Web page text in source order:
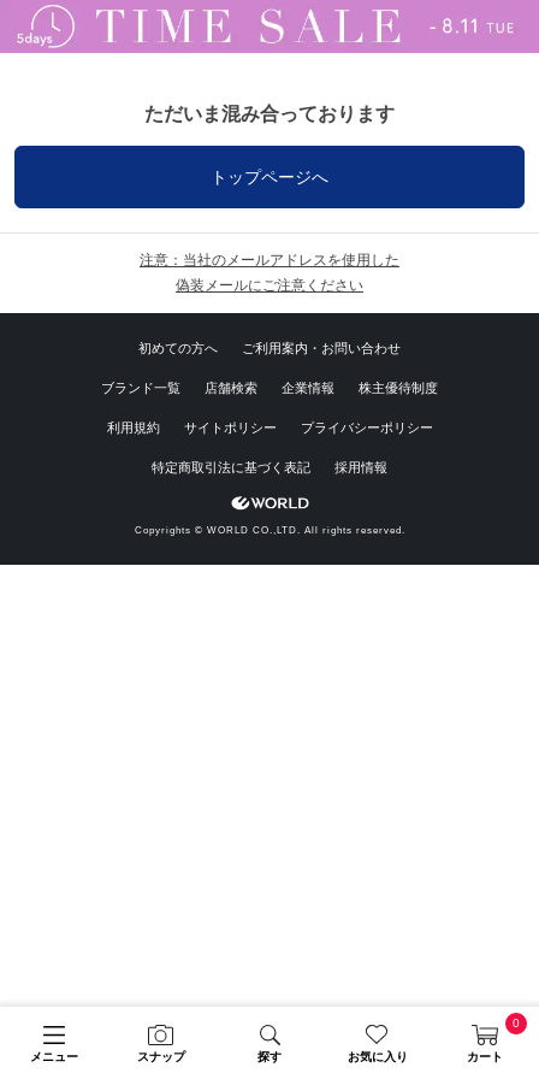
メニュー スナップ 探す お気に入り カート
0
ただいま混み合っております
トップページへ
注意：当社のメールアドレスを使用した
偽装メールにご注意ください
初めての方へ ご利用案内・お問い合わせ
ブランド一覧 店舗検索 企業情報 株主優待制度
利用規約 サイトポリシー プライバシーポリシー
特定商取引法に基づく表記 採用情報
Copyrights © WORLD CO.,LTD. All rights reserved.